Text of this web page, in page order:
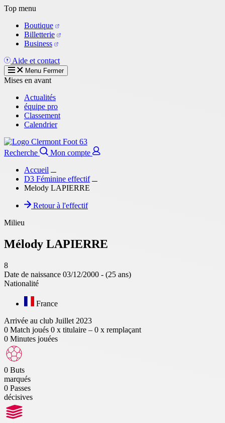
Aller
contenu
principal
Top menu
Boutique
Billetterie
Business
Aide et contact
Menu Fermer
Mises en avant
Actualités
équipe pro
Classement
Calendrier
Recherche
Mon compte
Accueil
D3 Féminine effectif
Melody LAPIERRE
Retour à l'effectif
Milieu
Mélody LAPIERRE
8
Date de naissance 03/12/2000 - (25 ans)
Nationalité
France
Arrivée au club Juillet 2023
0 Match joués 0 x titulaire – 0 x remplaçant
0 Minutes jouées
0 Buts
marqués
0 Passes
décisives